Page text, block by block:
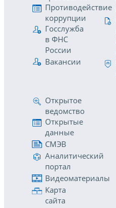
Противодействие
коррупции
Госслужба
в ФНС
России
Вакансии
Открытое
ведомство
Открытые
данные
СМЭВ
Аналитический
портал
Видеоматериалы
Карта
сайта